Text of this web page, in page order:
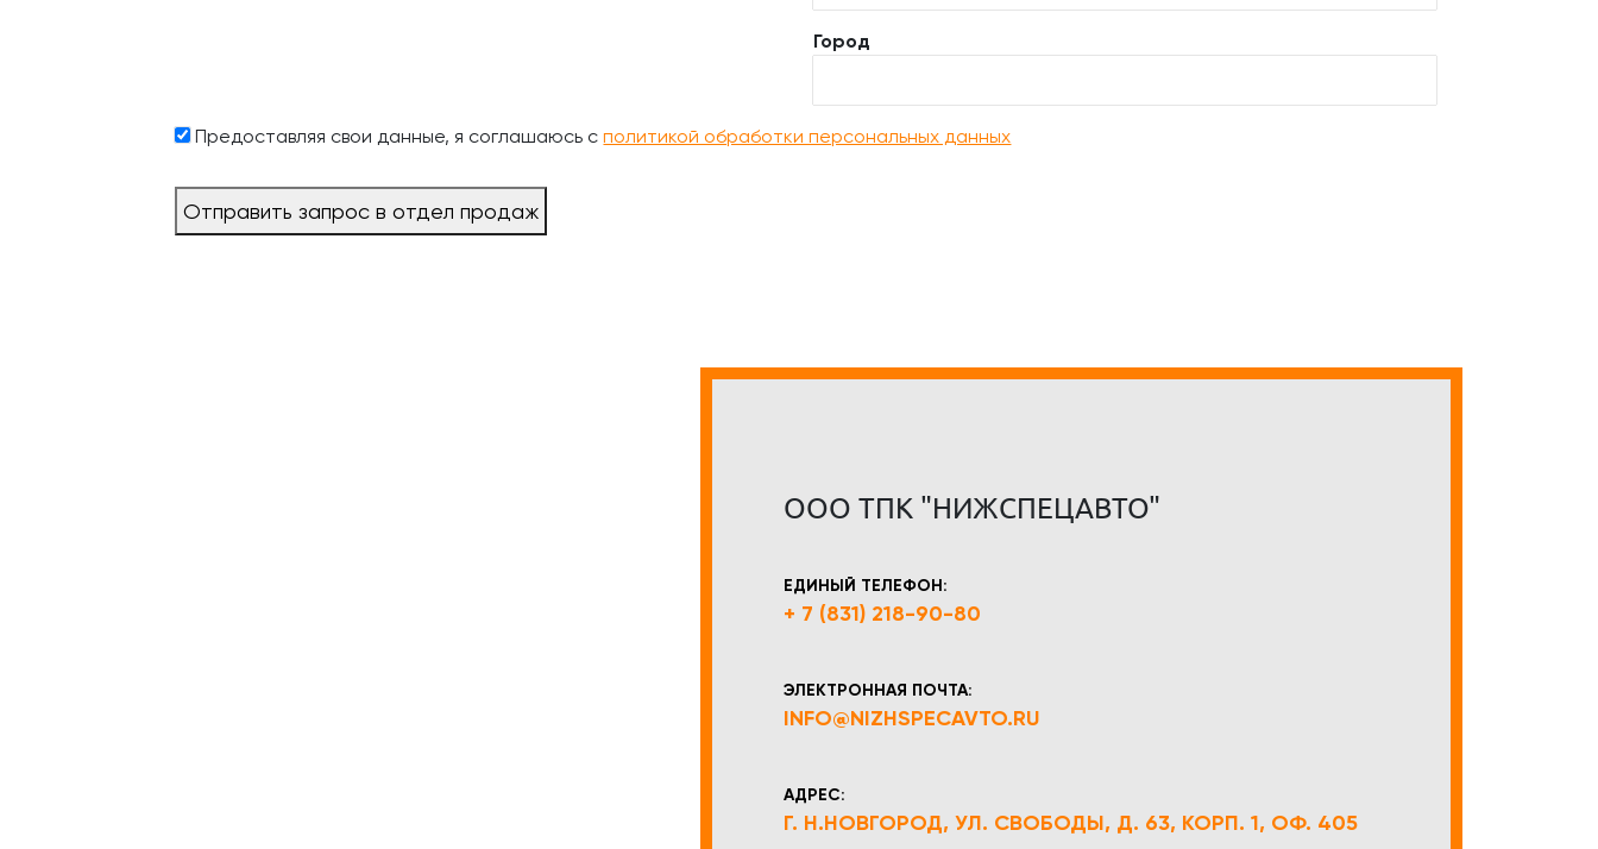
Город
Предоставляя свои данные, я соглашаюсь сполитикой обработки персональных данных
Отправить запрос в отдел продаж
ООО ТПК "НИЖСПЕЦАВТО"
ЕДИНЫЙ ТЕЛЕФОН:
+ 7 (831) 218-90-80
ЭЛЕКТРОННАЯ ПОЧТА:
INFO@NIZHSPECAVTO.RU
АДРЕС:
Г. Н.НОВГОРОД, УЛ. СВОБОДЫ, Д. 63, КОРП. 1, ОФ. 405